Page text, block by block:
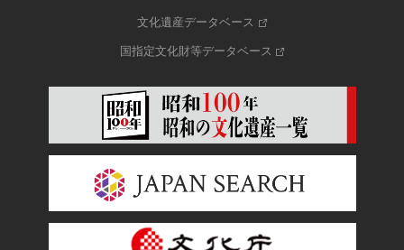
文化遺産データベース
国指定文化財等データベース